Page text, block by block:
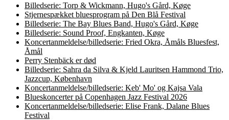
Billedserie: Torp & Wickmann, Hugo's Gård, Køge
Stjernespækket bluesprogram på Den Blå Festival
Billedserie: The Bay Blues Band, Hugo's Gård, Køge
Billedserie: Sound Proof, Engkanten, Køge
Koncertanmeldelse/billedserie: Fried Okra, Åmåls Bluesfest,
Åmål
Perry Stenbäck er død
Billedserie: Sahra da Silva & Kjeld Lauritsen Hammond Trio,
Jazzcup, København
Koncertanmeldelse/billedserie: Keb' Mo' og Kajsa Vala
Blueskoncerter på Copenhagen Jazz Festival 2026
Koncertanmeldelse/billedserie: Elise Frank, Dalane Blues
Festival